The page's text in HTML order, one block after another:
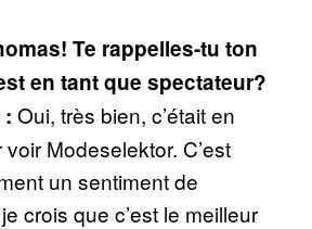
Te rappelles-tu ton
en tant que spectateur?
Oui, très bien, c’était en
Modeselektor. C’est
un sentiment de
crois que c’est le meilleur